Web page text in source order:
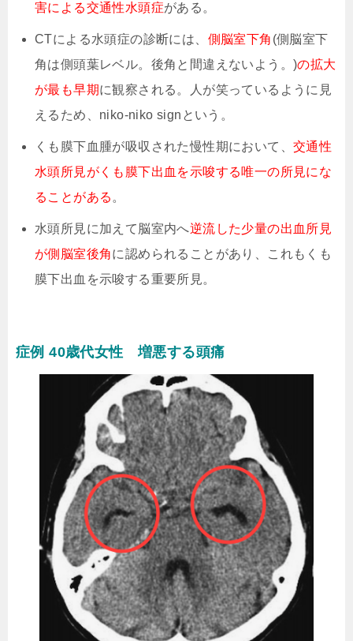
害による交通性水頭症がある。
CTによる水頭症の診断には、 側脳室下角 (側脳室下
角は側頭葉レベル。後角と間違えないよう。)の拡大
が最も早期に観察される。人が笑っているように見
えるため、niko-niko signという。
くも膜下血腫が吸収された慢性期において、 交通性
水頭所見がくも膜下出血を示唆する唯一の所見にな
ることがある 。
水頭所見に加えて脳室内へ逆流した少量の出血所見
が側脳室後角に認められることがあり、これもくも
膜下出血を示唆する重要所見。
症例 40歳代女性 増悪する頭痛